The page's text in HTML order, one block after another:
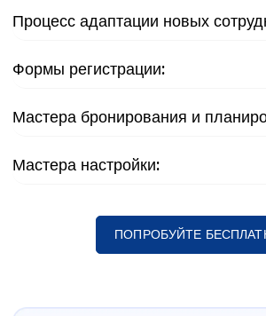
Процесс адаптации новых
Формы регистрации:
Мастера бронирования и
Мастера настройки:
ПОПРОБУЙТЕ